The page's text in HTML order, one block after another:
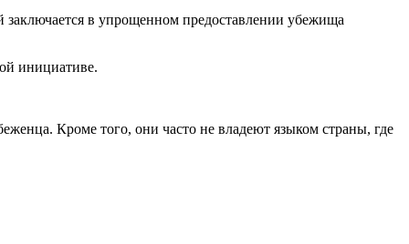
в упрощенном предоставлении убежища
инициативе.
Кроме того, они часто не владеют языком страны, где